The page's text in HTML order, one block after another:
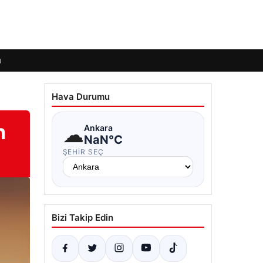
Hava Durumu
☁Ankara
NaN°C
ŞEHIR SEÇ
Bizi Takip Edin